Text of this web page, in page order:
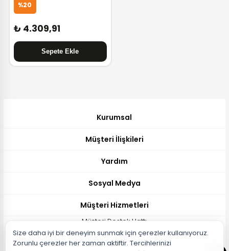
%20
₺ 4.309,91
Kurumsal
Müşteri İlişkileri
Yardım
Sosyal Medya
Müşteri Hizmetleri
Müşteri Destek Hattı
444 51 26
Müşteri Destek Maili
Size daha iyi bir deneyim sunmak için çerezler kullanıyoruz.
Zorunlu çerezler her zaman aktiftir. Tercihlerinizi